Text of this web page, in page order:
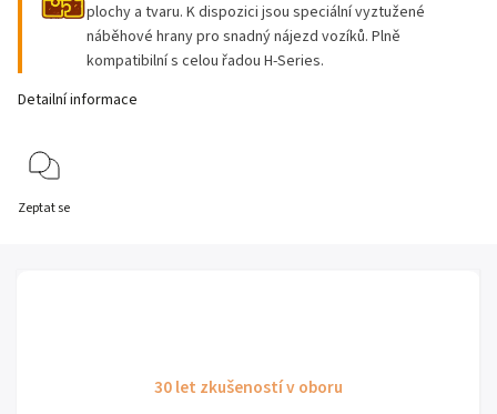
plochy a tvaru. K dispozici jsou speciální vyztužené
náběhové hrany pro snadný nájezd vozíků. Plně
kompatibilní s celou řadou H-Series.
Detailní informace
Zeptat se
30 let zkušeností v oboru